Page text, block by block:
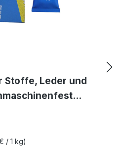
Stoffe, Leder und
/ 1 kg)